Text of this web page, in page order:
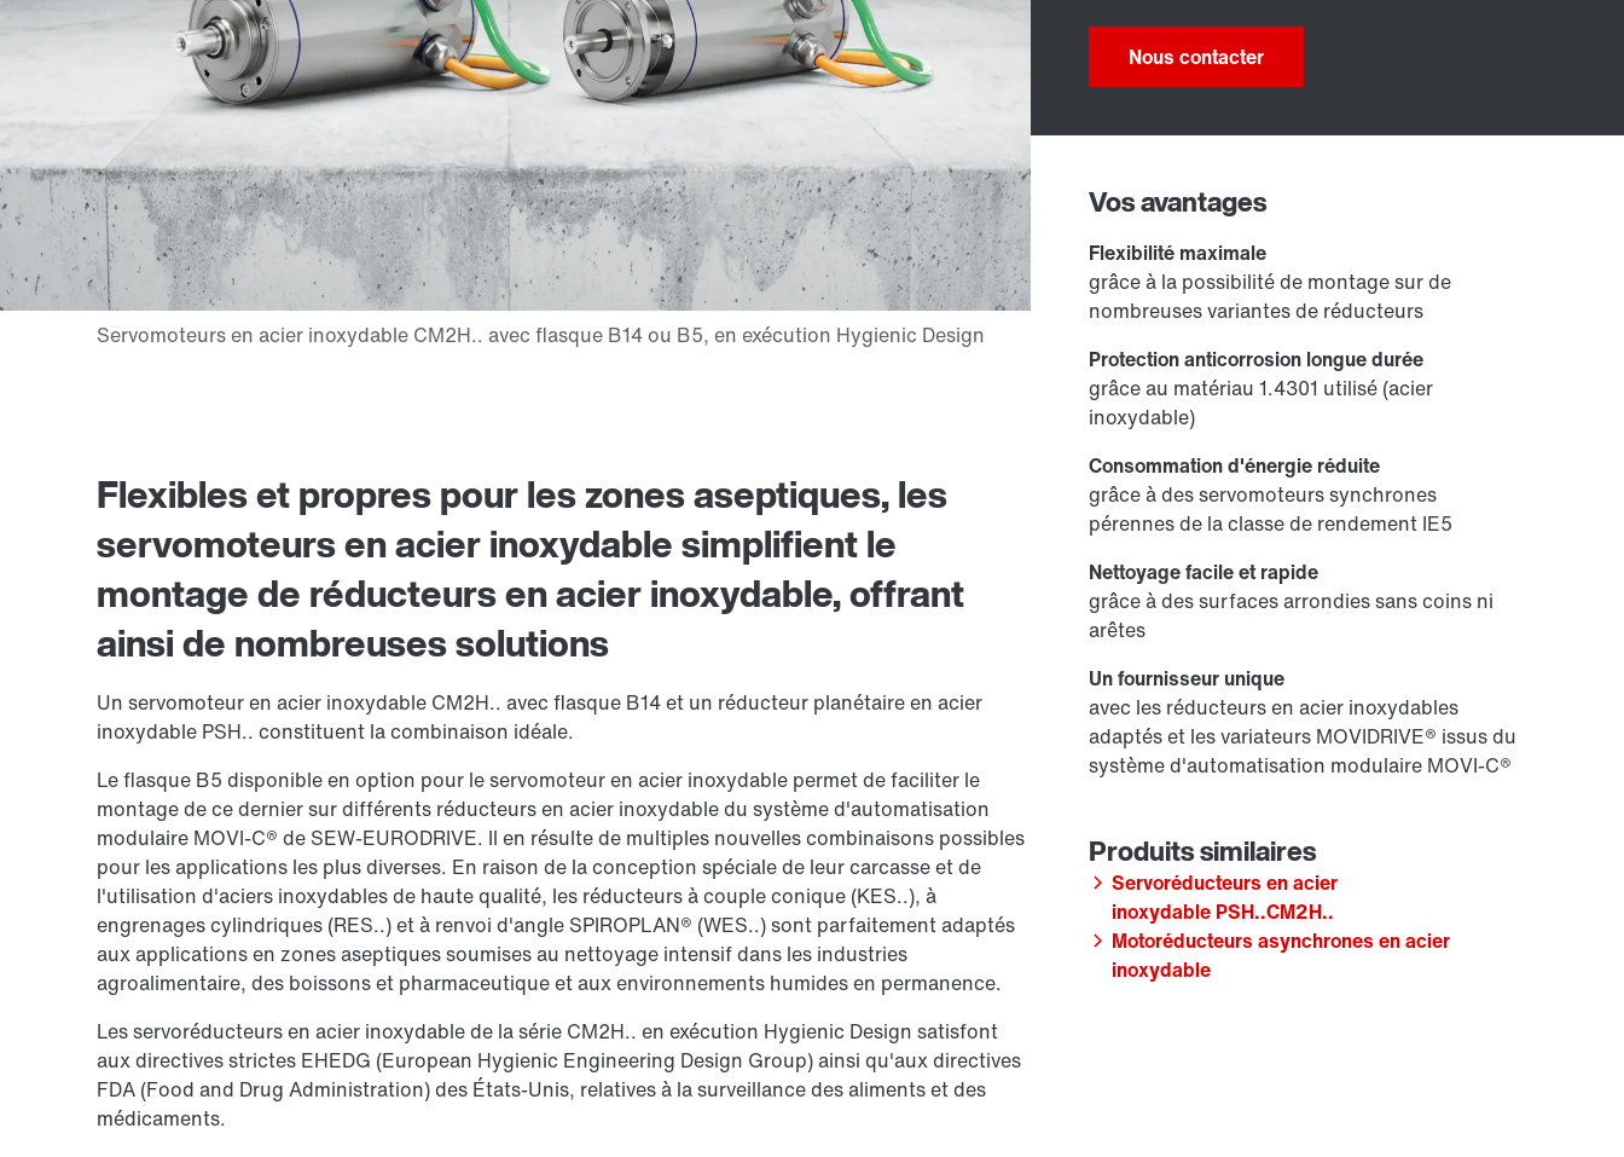
Flexibles et propres pour les zones aseptiques, les
servomoteurs en acier inoxydable simplifient le
montage de réducteurs en acier inoxydable, offrant
ainsi de nombreuses solutions
Un servomoteur en acier inoxydable CM2H.. avec flasque B14 et un réducteur planétaire en acier
inoxydable PSH.. constituent la combinaison idéale.
Le flasque B5 disponible en option pour le servomoteur en acier inoxydable permet de faciliter le
montage de ce dernier sur différents réducteurs en acier inoxydable du système d'automatisation
modulaire MOVI-C® de SEW-EURODRIVE. Il en résulte de multiples nouvelles combinaisons possibles
pour les applications les plus diverses. En raison de la conception spéciale de leur carcasse et de
l'utilisation d'aciers inoxydables de haute qualité, les réducteurs à couple conique (KES..), à
engrenages cylindriques (RES..) et à renvoi d'angle SPIROPLAN® (WES..) sont parfaitement adaptés
aux applications en zones aseptiques soumises au nettoyage intensif dans les industries
agroalimentaire, des boissons et pharmaceutique et aux environnements humides en permanence.
Les servoréducteurs en acier inoxydable de la série CM2H.. en exécution Hygienic Design satisfont
aux directives strictes EHEDG (European Hygienic Engineering Design Group) ainsi qu'aux directives
FDA (Food and Drug Administration) des États-Unis, relatives à la surveillance des aliments et des
médicaments.
Nous contacter
Vos avantages
Flexibilité maximale
grâce à la possibilité de montage sur de
nombreuses variantes de réducteurs
Protection anticorrosion longue durée
grâce au matériau 1.4301 utilisé (acier
inoxydable)
Consommation d'énergie réduite
grâce à des servomoteurs synchrones
pérennes de la classe de rendement IE5
Nettoyage facile et rapide
grâce à des surfaces arrondies sans coins ni
arêtes
Un fournisseur unique
avec les réducteurs en acier inoxydables
adaptés et les variateurs MOVIDRIVE® issus du
système d'automatisation modulaire MOVI-C®
Servoréducteurs en acier
inoxydable PSH..CM2H..
Motoréducteurs asynchrones en acier
inoxydable